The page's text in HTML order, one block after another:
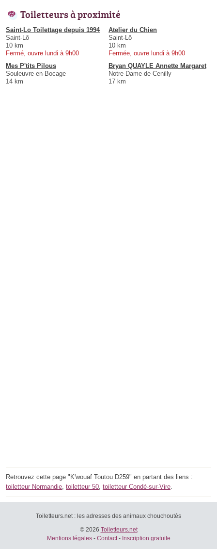
Toiletteurs à proximité
Saint-Lo Toilettage depuis 1994
Saint-Lô
10 km
Fermé, ouvre lundi à 9h00
Atelier du Chien
Saint-Lô
10 km
Fermée, ouvre lundi à 9h00
Mes P'tits Pilous
Souleuvre-en-Bocage
14 km
Bryan QUAYLE Annette Margaret
Notre-Dame-de-Cenilly
17 km
Retrouvez cette page "K'wouaf Toutou D259" en partant des liens :
toiletteur Normandie, toiletteur 50, toiletteur Condé-sur-Vire.
Toiletteurs.net : les adresses des animaux chouchoutés
© 2026 Toiletteurs.net
Mentions légales- Contact- Inscription gratuite